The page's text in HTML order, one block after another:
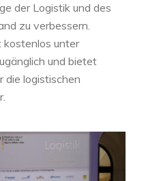
der Logistik und des
zu verbessern.
kostenlos unter
und bietet
die logistischen